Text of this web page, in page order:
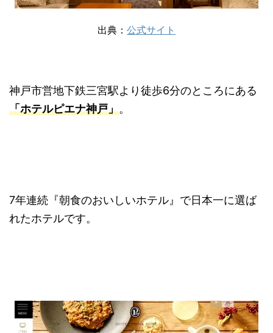
出典： 公式サイト
神戸市営地下鉄三宮駅より徒歩6分のところにある
「ホテルピエナ神戸」。
7年連続『朝食のおいしいホテル』で日本一に選ば
れたホテルです。